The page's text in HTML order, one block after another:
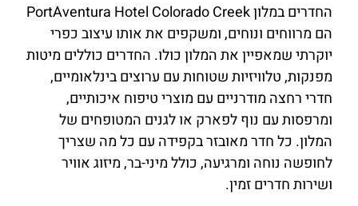
החדרים במלון PortAventura Hotel Colorado Creek
הם מרווחים ונוחים, ומשקפים את אותו עיצוב כפרי
יוקרתי שמאפיין את המלון כולו. החדרים כוללים מיטות
מפנקות, טלוויזיות שטוחות עם ערוצים בינלאומיים,
חדרי רחצה מודרניים עם מוצרי טיפוח איכותיים,
ומרפסות עם נוף לפארק או לגנים המטופחים של
המלון. כל חדר מאובזר בקפידה עם כל מה שצריך
לחופשה נוחה ומרגיעה, כולל מיני-בר, מיזוג אוויר
ושירות חדרים זמין.